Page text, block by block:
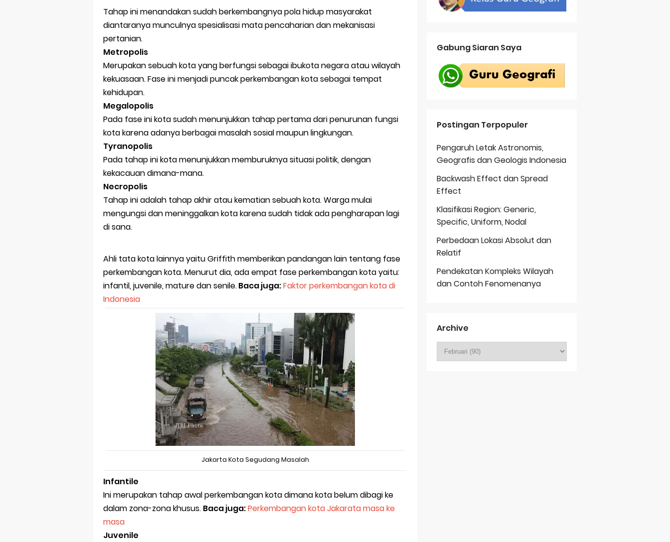
Tahap ini menandakan sudah berkembangnya pola hidup masyarakat
diantaranya munculnya spesialisasi mata pencaharian dan mekanisasi
pertanian.
Metropolis
Merupakan sebuah kota yang berfungsi sebagai ibukota negara atau wilayah
kekuasaan. Fase ini menjadi puncak perkembangan kota sebagai tempat
kehidupan.
Megalopolis
Pada fase ini kota sudah menunjukkan tahap pertama dari penurunan fungsi
kota karena adanya berbagai masalah sosial maupun lingkungan.
Tyranopolis
Pada tahap ini kota menunjukkan memburuknya situasi politik, dengan
kekacauan dimana-mana.
Necropolis
Tahap ini adalah tahap akhir atau kematian sebuah kota. Warga mulai
mengungsi dan meninggalkan kota karena sudah tidak ada pengharapan lagi
di sana.
Ahli tata kota lainnya yaitu Griffith memberikan pandangan lain tentang fase
perkembangan kota. Menurut dia, ada empat fase perkembangan kota yaitu:
infantil, juvenile, mature dan senile.Baca juga:Faktor perkembangan kota di
Indonesia
Jakarta Kota Segudang Masalah
Infantile
Ini merupakan tahap awal perkembangan kota dimana kota belum dibagi ke
dalam zona-zona khusus. Baca juga:Perkembangan kota Jakarata masa ke
masa
Juvenile
Gabung Siaran Saya
Postingan Terpopuler
Pengaruh Letak Astronomis,
Geografis dan Geologis Indonesia
Backwash Effect dan Spread
Effect
Klasifikasi Region: Generic,
Specific, Uniform, Nodal
Perbedaan Lokasi Absolut dan
Relatif
Pendekatan Kompleks Wilayah
dan Contoh Fenomenanya
Archive